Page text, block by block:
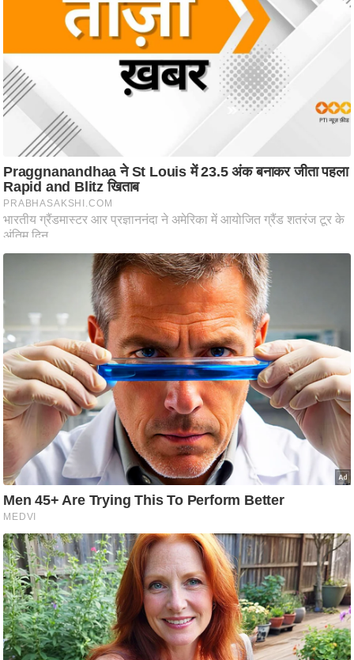
सा
म
यि
तृ
भू
मि
स्तं
भ
आ
र
.
आ
ई
.
चा
य
प
र
स
मी
क्षा
ध
र्म
ज्यो